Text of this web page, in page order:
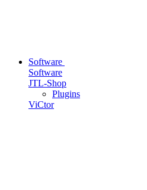
Software
Software
JTL-Shop
Plugins
ViCtor